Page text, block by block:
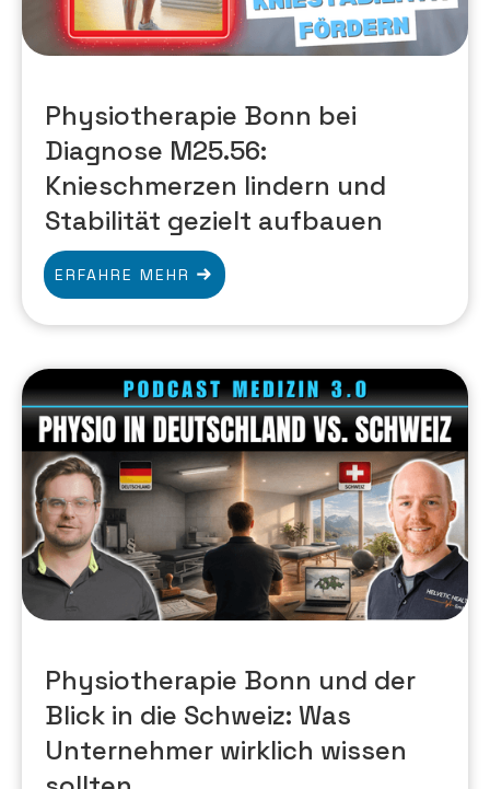
Physiotherapie Bonn bei
Diagnose M25.56:
Knieschmerzen lindern und
Stabilität gezielt aufbauen
ERFAHRE MEHR
Physiotherapie Bonn und der
Blick in die Schweiz: Was
Unternehmer wirklich wissen